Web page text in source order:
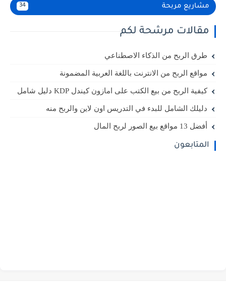
مشاريع مربحة
مقالات مرشحة لكم
طرق الربح من الذكاء الاصطناعي
مواقع الربح من الانترنت باللغة العربية المضمونة
كيفية الربح من بيع الكتب على امازون كيندل KDP دليل شامل
دليلك الشامل للبدء في التدريس اون لاين والربح منه
أفضل 13 مواقع بيع الصور لربح المال
المتابعون